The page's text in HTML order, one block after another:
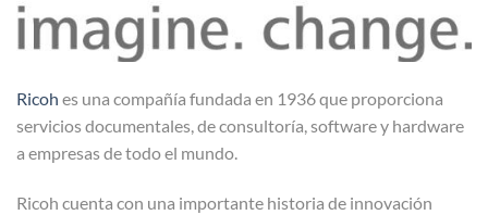
Ricoh es una compañía fundada en 1936 que proporciona
servicios documentales, de consultoría, software y hardware
a empresas de todo el mundo.
Ricoh cuenta con una importante historia de innovación